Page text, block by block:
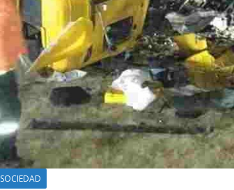
SOCIEDAD